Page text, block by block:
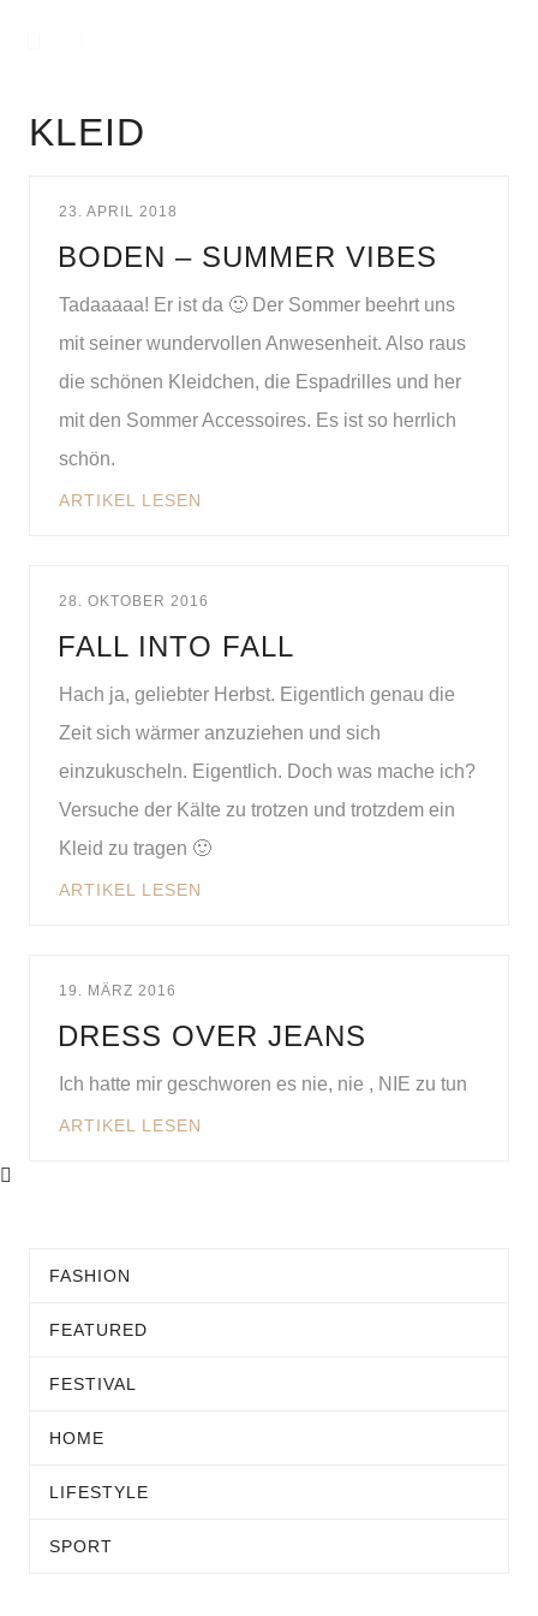
KLEID
23. APRIL 2018
BODEN – SUMMER VIBES
Tadaaaaa! Er ist da 🙂 Der Sommer beehrt uns
mit seiner wundervollen Anwesenheit. Also raus
die schönen Kleidchen, die Espadrilles und her
mit den Sommer Accessoires. Es ist so herrlich
schön.
ARTIKEL LESEN
28. OKTOBER 2016
FALL INTO FALL
Hach ja, geliebter Herbst. Eigentlich genau die
Zeit sich wärmer anzuziehen und sich
einzukuscheln. Eigentlich. Doch was mache ich?
Versuche der Kälte zu trotzen und trotzdem ein
Kleid zu tragen 🙂
ARTIKEL LESEN
19. MÄRZ 2016
DRESS OVER JEANS
Ich hatte mir geschworen es nie, nie , NIE zu tun
ARTIKEL LESEN
FASHION
FEATURED
FESTIVAL
HOME
LIFESTYLE
SPORT